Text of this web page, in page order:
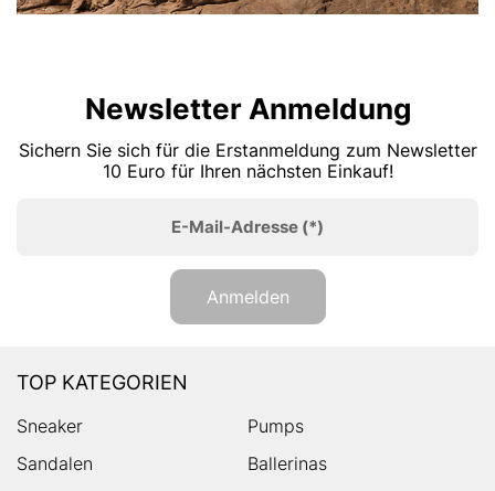
Newsletter Anmeldung
Sichern Sie sich für die Erstanmeldung zum Newsletter
10 Euro für Ihren nächsten Einkauf!
E-Mail-Adresse (*)
Anmelden
TOP KATEGORIEN
Sneaker
Pumps
Sandalen
Ballerinas